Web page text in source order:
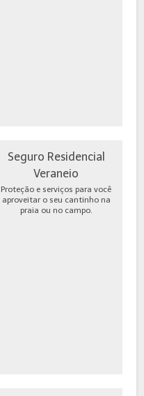
Seguro Residencial
Veraneio
Proteção e serviços para você
aproveitar o seu cantinho na
praia ou no campo.